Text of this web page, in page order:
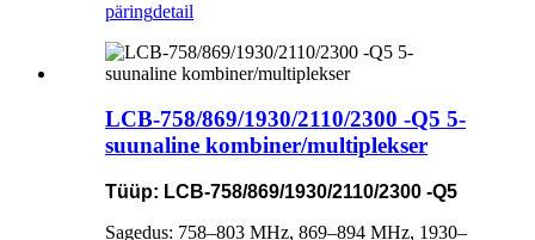
päringdetail
LCB-758/869/1930/2110/2300 -Q5 5-
suunaline kombiner/multiplekser
Tüüp: LCB-758/869/1930/2110/2300 -Q5
Sagedus: 758–803 MHz, 869–894 MHz, 1930–